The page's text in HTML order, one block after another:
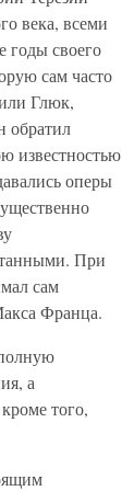
века, всеми
годы своего
сам часто
Глюк,
обратил
известностью
оперы
При
сам
Франца.
а
того,